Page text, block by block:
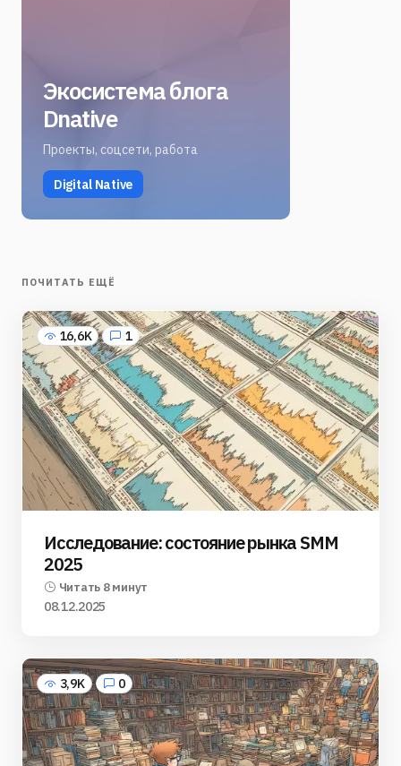
Экосистема блога
Dnative
Проекты, соцсети, работа
Digital Native
ПОЧИТАТЬ ЕЩЁ
16,6K 1
Исследование: состояние рынка SMM
2025
Читать 8 минут
08.12.2025
3,9K 0